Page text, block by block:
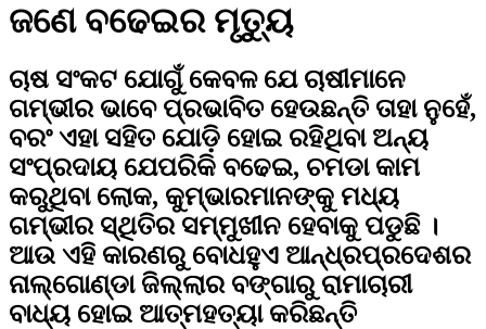
ଜଣେ ବଢେଇର ମୃତ୍ୟୁ
ଚାଷ ସଂକଟ ଯୋଗୁଁ କେବଳ ଯେ ଚାଷୀମାନେ
ଗମ୍ଭୀର ଭାବେ ପ୍ରଭାବିତ ହେଉଛନ୍ତି ତାହା ନୁହେଁ,
ବରଂ ଏହା ସହିତ ଯୋଡ଼ି ହୋଇ ରହିଥିବା ଅନ୍ୟ
ସଂପ୍ରଦାୟ ଯେପରିକି ବଢେଇ, ଚମଡା କାମ
କରୁଥିବା ଲୋକ, କୁମ୍ଭାରମାନଙ୍କୁ ମଧ୍ୟ
ଗମ୍ଭୀର ସ୍ଥିତିର ସମ୍ମୁଖୀନ ହେବାକୁ ପଡୁଛି ।
ଆଉ ଏହି କାରଣରୁ ବୋଧହୁଏ ଆନ୍ଧ୍ରପ୍ରଦେଶର
ନାଲ୍‌ଗୋଣ୍ଡା ଜିଲ୍ଲାର ବଙ୍ଗାରୁ ରାମାଚାରୀ
ବାଧ୍ୟ ହୋଇ ଆତ୍ମହତ୍ୟା କରିଛନ୍ତି